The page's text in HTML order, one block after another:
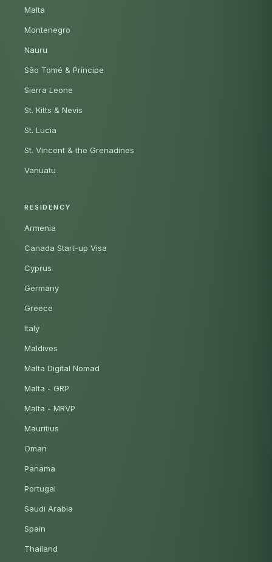
Malta
Montenegro
Nauru
São Tomé & Príncipe
Sierra Leone
St. Kitts & Nevis
St. Lucia
St. Vincent & the Grenadines
Vanuatu
RESIDENCY
Armenia
Canada Start-up Visa
Cyprus
Germany
Greece
Italy
Maldives
Malta Digital Nomad
Malta - GRP
Malta - MRVP
Mauritius
Oman
Panama
Portugal
Saudi Arabia
Spain
Thailand